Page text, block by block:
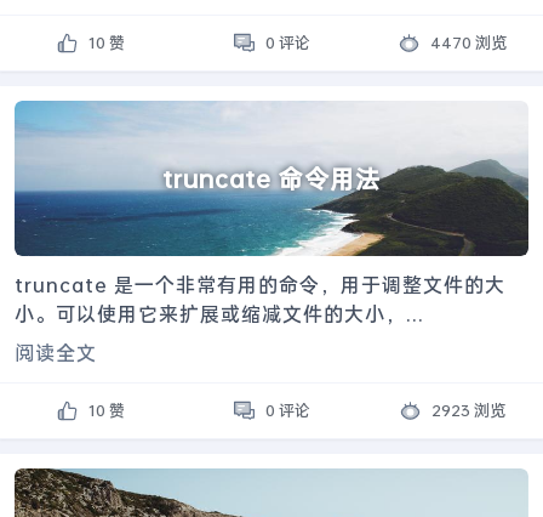
10 赞 0 评论 4470 浏览
truncate 命令用法
truncate 是一个非常有用的命令，用于调整文件的大
小。可以使用它来扩展或缩减文件的大小，...
阅读全文
10 赞 0 评论 2923 浏览